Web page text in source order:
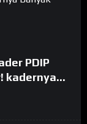
PDIP
kadernya